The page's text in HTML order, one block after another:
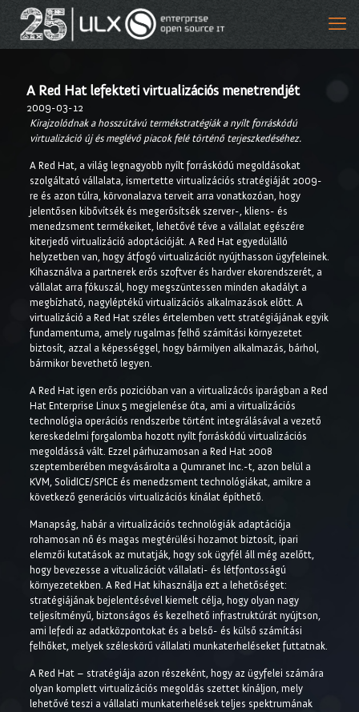
A Red Hat lefekteti virtualizációs menetrendjét
2009-03-12
Kirajzolódnak a hosszútávú termékstratégiák a nyílt forráskódú
virtualizáció új és meglévő piacok felé történő terjeszkedéséhez.
A Red Hat, a világ legnagyobb nyílt forráskódú megoldásokat
szolgáltató vállalata, ismertette virtualizációs stratégiáját 2009-
re és azon túlra, körvonalazva terveit arra vonatkozóan, hogy
jelentősen kibővítsék és megerősítsék szerver-, kliens- és
menedzsment termékeiket, lehetővé téve a vállalat egészére
kiterjedő virtualizáció adoptációját. A Red Hat egyedülálló
helyzetben van, hogy átfogó virtualizációt nyújthasson ügyfeleinek.
Kihasználva a partnerek erős szoftver és hardver ekorendszerét, a
vállalat arra fókuszál, hogy megszüntessen minden akadályt a
megbízható, nagyléptékű virtualizációs alkalmazások előtt. A
virtualizáció a Red Hat széles értelemben vett stratégiájának egyik
fundamentuma, amely rugalmas felhő számítási környezetet
biztosít, azzal a képességgel, hogy bármilyen alkalmazás, bárhol,
bármikor bevethető legyen.
A Red Hat igen erős pozicióban van a virtualizácós iparágban a Red
Hat Enterprise Linux 5 megjelenése óta, ami a virtualizációs
technológia operációs rendszerbe történt integrálásával a vezető
kereskedelmi forgalomba hozott nyílt forráskódú virtualizációs
megoldássá vált. Ezzel párhuzamosan a Red Hat 2008
szeptemberében megvásárolta a Qumranet Inc.-t, azon belül a
KVM, SolidICE/SPICE és menedzsment technológiákat, amikre a
következő generációs virtualizációs kínálat építhető.
Manapság, habár a virtualizációs technológiák adaptációja
rohamosan nő és magas megtérülési hozamot biztosít, ipari
elemzői kutatások az mutatják, hogy sok ügyfél áll még azelőtt,
hogy bevezesse a vitualizációt vállalati- és létfontosságú
környezetekben. A Red Hat kihasználja ezt a lehetőséget:
stratégiájának bejelentésével kiemelt célja, hogy olyan nagy
teljesítményű, biztonságos és kezelhető infrastruktúrát nyújtson,
ami lefedi az adatközpontokat és a belső- és külső számítási
felhőket, melyek széleskörű vállalati munkaterheléseket futtatnak.
A Red Hat – stratégiája azon részeként, hogy az ügyfelei számára
olyan komplett virtualizációs megoldás szettet kínáljon, mely
lehetővé teszi a vállalati munkaterhelések teljes spektrumának